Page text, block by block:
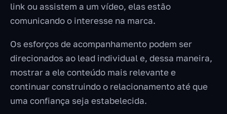
link ou assistem a um vídeo, elas estão
comunicando o interesse na marca.
Os esforços de acompanhamento podem ser
direcionados ao lead individual e, dessa maneira,
mostrar a ele conteúdo mais relevante e
continuar construindo o relacionamento até que
uma confiança seja estabelecida.